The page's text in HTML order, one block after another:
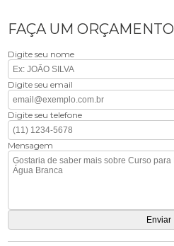
FAÇA UM ORÇAMENTO
Digite seu nome
Digite seu email
Digite seu telefone
Mensagem